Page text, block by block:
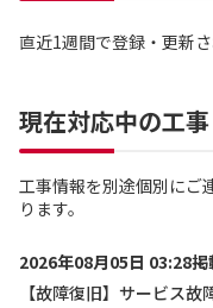
直近1週間で登録・更新
現在対応中の工
工事情報を別途個別にご
ります。
2026年08月05日 03:28掲
【故障復旧】サービス故